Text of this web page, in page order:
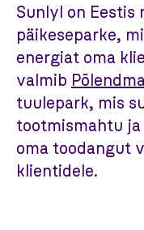
Sunlyl on Eestis
päikeseparke,
energiat oma
valmib
tuulepark, mis
tootmismahtu ja
oma toodangut
klientidele.